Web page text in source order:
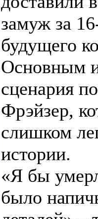
замуж за
будущего
Основным
сценария
Фрэйзер,
слишком
истории.
«Я бы
было